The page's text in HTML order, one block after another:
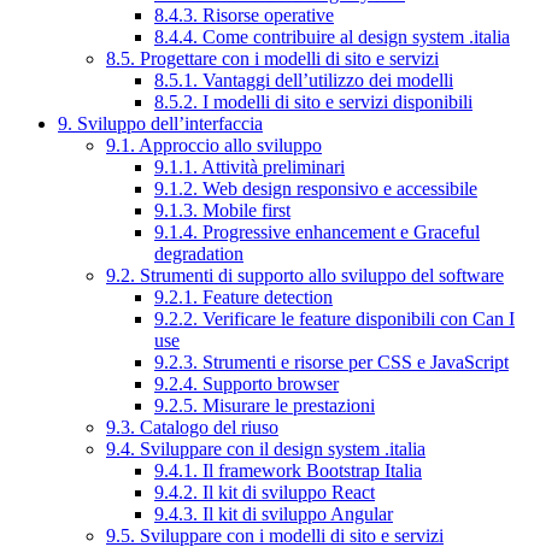
8.4.3. Risorse operative
8.4.4. Come contribuire al design system .italia
8.5. Progettare con i modelli di sito e servizi
8.5.1. Vantaggi dell’utilizzo dei modelli
8.5.2. I modelli di sito e servizi disponibili
9. Sviluppo dell’interfaccia
9.1. Approccio allo sviluppo
9.1.1. Attività preliminari
9.1.2. Web design responsivo e accessibile
9.1.3. Mobile first
9.1.4. Progressive enhancement e Graceful
degradation
9.2. Strumenti di supporto allo sviluppo del software
9.2.1. Feature detection
9.2.2. Verificare le feature disponibili con Can I
use
9.2.3. Strumenti e risorse per CSS e JavaScript
9.2.4. Supporto browser
9.2.5. Misurare le prestazioni
9.3. Catalogo del riuso
9.4. Sviluppare con il design system .italia
9.4.1. Il framework Bootstrap Italia
9.4.2. Il kit di sviluppo React
9.4.3. Il kit di sviluppo Angular
9.5. Sviluppare con i modelli di sito e servizi